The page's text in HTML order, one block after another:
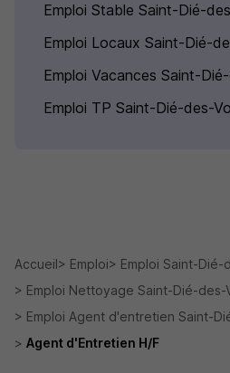
Emploi Stable Saint-Dié-
Emploi Locaux Saint-Dié-
Emploi Vacances Saint-
Emploi TP Saint-Dié-des-
Accueil Emploi
Emploi Saint-Dié-
Emploi Nettoyage Saint-Dié-des-
Emploi Agent d'entretien Saint-
Agent d'Entretien H/F